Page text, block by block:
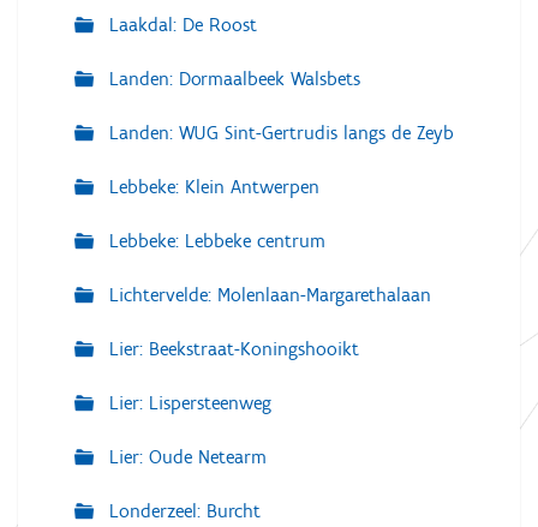
Laakdal: De Roost
Landen: Dormaalbeek Walsbets
Landen: WUG Sint-Gertrudis langs de Zeyb
Lebbeke: Klein Antwerpen
Lebbeke: Lebbeke centrum
Lichtervelde: Molenlaan-Margarethalaan
Lier: Beekstraat-Koningshooikt
Lier: Lispersteenweg
Lier: Oude Netearm
Londerzeel: Burcht